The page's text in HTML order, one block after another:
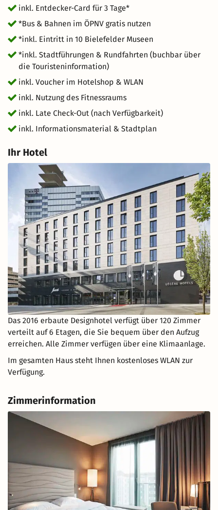
unser Küchenchef ein köstliches 3-Gang Menü.
Entspannen Sie im Anschluss in unserer stylischen
Hotelbar "faces" und lassen diesen ereignisreichen Tag
bei einem Cocktail ausklingen. Hinweis: Sonntags ist
unser Restaurant geschlossen!
inkl. Entdecker-Card für 3 Tage*
*Bus & Bahnen im ÖPNV gratis nutzen
*inkl. Eintritt in 10 Bielefelder Museen
*inkl. Stadtführungen & Rundfahrten (buchbar über
die Touristeninformation)
inkl. Voucher im Hotelshop & WLAN
inkl. Nutzung des Fitnessraums
inkl. Late Check-Out (nach Verfügbarkeit)
inkl. Informationsmaterial & Stadtplan
Ihr Hotel
Das 2016 erbaute Designhotel verfügt über 120 Zimmer
verteilt auf 6 Etagen, die Sie bequem über den Aufzug
erreichen. Alle Zimmer verfügen über eine Klimaanlage.
Im gesamten Haus steht Ihnen kostenloses WLAN zur
Verfügung.
Zimmerinformation